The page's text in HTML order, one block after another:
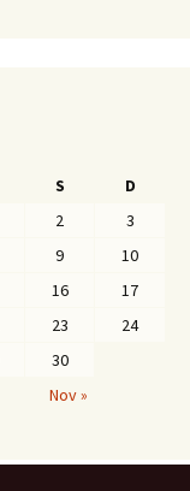
S
D
2
3
9
10
16
17
23
24
30
Nov »